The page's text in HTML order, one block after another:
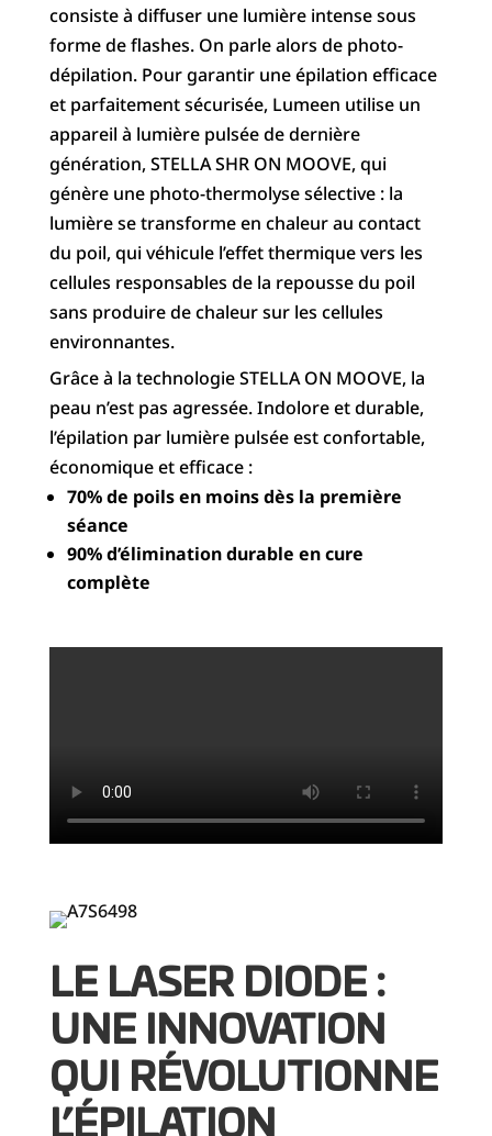
consiste à diffuser une lumière intense sous
forme de flashes. On parle alors de photo-
dépilation. Pour garantir une épilation efficace
et parfaitement sécurisée, Lumeen utilise un
appareil à lumière pulsée de dernière
génération, STELLA SHR ON MOOVE, qui
génère une photo-thermolyse sélective : la
lumière se transforme en chaleur au contact
du poil, qui véhicule l’effet thermique vers les
cellules responsables de la repousse du poil
sans produire de chaleur sur les cellules
environnantes.
Grâce à la technologie STELLA ON MOOVE, la
peau n’est pas agressée. Indolore et durable,
l’épilation par lumière pulsée est confortable,
économique et efficace :
70% de poils en moins dès la première
séance
90% d’élimination durable en cure
complète
LE LASER DIODE :
UNE INNOVATION
QUI RÉVOLUTIONNE
L’ÉPILATION